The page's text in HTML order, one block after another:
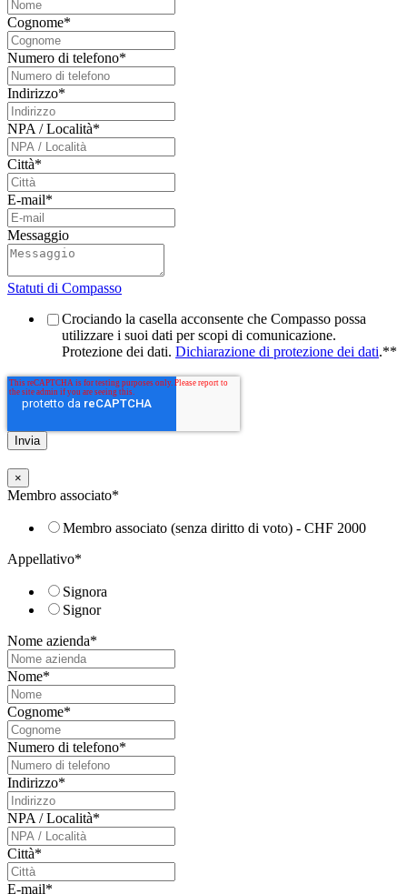
Cognome*
Numero di telefono*
Indirizzo*
NPA / Località*
Città*
E-mail*
Messaggio
Statuti di Compasso
Crociando la casella acconsente che Compasso possa
utilizzare i suoi dati per scopi di comunicazione.
Protezione dei dati. Dichiarazione di protezione dei dati.**
×
Membro associato*
Membro associato (senza diritto di voto) - CHF 2000
Appellativo*
Signora
Signor
Nome azienda*
Nome*
Cognome*
Numero di telefono*
Indirizzo*
NPA / Località*
Città*
E-mail*